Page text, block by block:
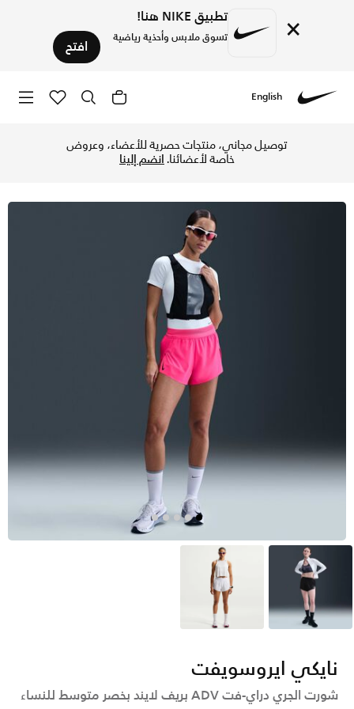
× تطبيق NIKE هنا!
تسوق ملابس وأحذية رياضية افتح
English
توصيل مجاني، منتجات حصرية للأعضاء، وعروض
خاصة لأعضائنا.انضم إلينا
أسود أبيض
نايكي ايروسويفت
شورت الجري دراي-فت ADV بريف لايند بخصر متوسط للنساء